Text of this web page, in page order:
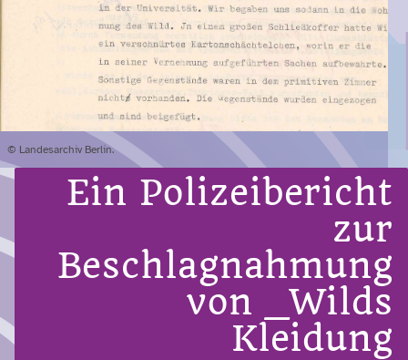
© Landesarchiv Berlin.
Ein Polizeibericht
zur
Beschlagnahmung
von _Wilds
Kleidung